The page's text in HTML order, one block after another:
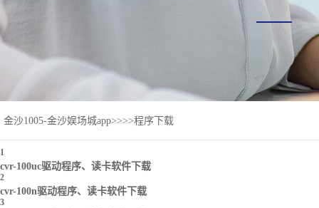
金沙1005-金沙娱场城app>>>>程序下载
1
cvr-100uc驱动程序、读卡软件下载
2
cvr-100n驱动程序、读卡软件下载
3